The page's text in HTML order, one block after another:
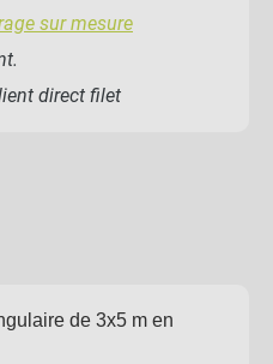
sur mesure
direct filet
de 3x5 m en